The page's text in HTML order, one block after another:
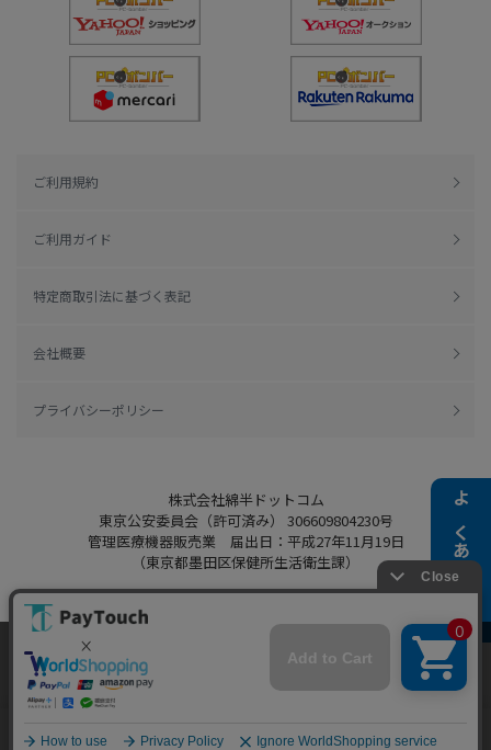
よくある質問
ご利用規約
ご利用ガイド
特定商取引法に基づく表記
会社概要
プライバシーポリシー
株式会社綿半ドットコム
東京公安委員会（許可済み） 306609804230号
管理医療機器販売業 届出日：平成27年11月19日
（東京都墨田区保健所生活衛生課）
Copyright 2022
Powered by Watahan Partners Co., Ltd.
当ウェブサイトでは、お客様により良いサービス
をご提供するため、クッキーを利用しています。
サイト利用を継続することにより、クッキーの使
細はこちら」をご覧ください。
同意する